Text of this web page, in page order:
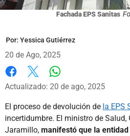
Fachada EPS Sanitas
Por: Yessica Gutiérrez
20 de Ago, 2025
Facebook
X
Actualizado: 20 de ago, 2025
El proceso de devolución de la EPS
incertidumbre. El ministro de
Jaramillo, manifestó que la